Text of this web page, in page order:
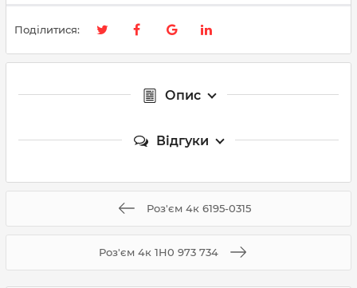
Поділитися:
Опис
Відгуки
Роз'єм 4к 6195-0315
Роз'єм 4к 1H0 973 734